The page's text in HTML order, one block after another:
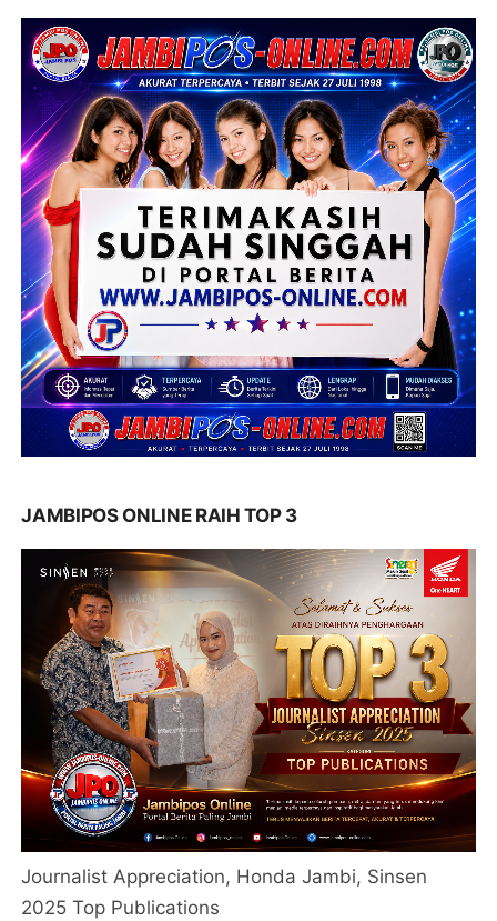
JAMBIPOS ONLINE RAIH TOP 3
Journalist Appreciation, Honda Jambi, Sinsen
2025 Top Publications